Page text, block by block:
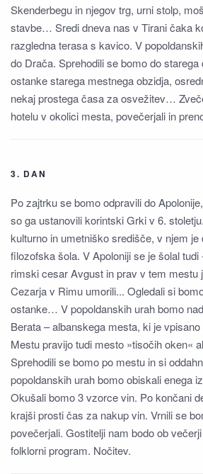
Skenderbegu in njegov trg, urni stolp,
stavbe… Sredi dneva nas v Tirani čaka
razgledna terasa s kavico. V
do Drača. Sprehodili se bomo do
ostanke starega mestnega obzidja,
nekaj prostega časa za osvežitev…
hotelu v okolici mesta, povečerjali in
3. DAN
Po zajtrku se bomo odpravili do
so ga ustanovili korintski Grki v 6.
kulturno in umetniško središče, v njem je
filozofska šola. V Apoloniji se je šolal
rimski cesar Avgust in prav v tem mestu
Cezarja v Rimu umorili... Ogledali si
ostanke… V popoldanskih urah bomo
Berata – albanskega mesta, ki je
Mestu pravijo tudi mesto »tisočih oken«
Sprehodili se bomo po mestu in si
popoldanskih urah bomo obiskali enega
Okušali bomo 3 vzorce vin. Po končani
krajši prosti čas za nakup vin. Vrnili se
povečerjali. Gostitelji nam bodo ob
folklorni program. Nočitev.